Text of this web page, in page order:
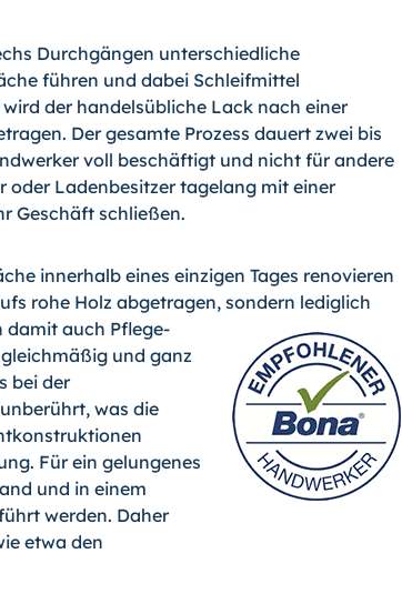
Durchgängen unterschiedliche
führen und dabei Schleifmittel
der handelsübliche Lack nach einer
Der gesamte Prozess dauert zwei bis
voll be­schäftigt und nicht für andere
oder Ladenbesitzer tagelang mit einer
Geschäft schließen.
innerhalb eines einzigen Tages renovieren
rohe Holz abgetragen, sondern lediglich
damitauch Pflege­
und ganz
bei der
was die
Für ein gelungenes
und in einem
werden. Daher
etwa den